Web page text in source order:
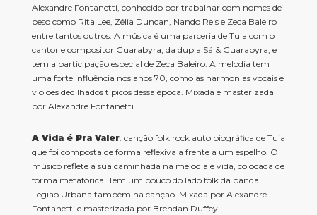
Alexandre Fontanetti, conhecido por trabalhar com nomes de
peso como Rita Lee, Zélia Duncan, Nando Reis e Zeca Baleiro
entre tantos outros. A música é uma parceria de Tuia com o
cantor e compositor Guarabyra, da dupla Sá & Guarabyra, e
tem a participação especial de Zeca Baleiro. A melodia tem
uma forte influência nos anos 70, como as harmonias vocais e
violões dedilhados típicos dessa época. Mixada e masterizada
por Alexandre Fontanetti.
A Vida é Pra Valer: canção folk rock auto biográfica de Tuia
que foi composta de forma reflexiva a frente a um espelho. O
músico reflete a sua caminhada na melodia e vida, colocada de
forma metafórica. Tem um pouco do lado folk da banda
Legião Urbana também na canção. Mixada por Alexandre
Fontanetti e masterizada por Brendan Duffey.